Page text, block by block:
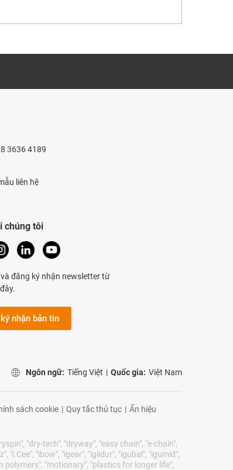
3636 4189
liên hệ
chúng tôi
đăng ký nhận newsletter từ
nhận bản tin
Ngôn ngữ: Tiếng Việt | Quốc gia: Việt Nam
sách cookie | Quy tắc thủ tục | Ấn hiệu
"dry-tech", "dryway", "easy chain", "e-chain",
"i.Cee", "ibow", "igear", "iglidur", "igubal", "igumid",
polymers", "motionary", "plastics for longer life",